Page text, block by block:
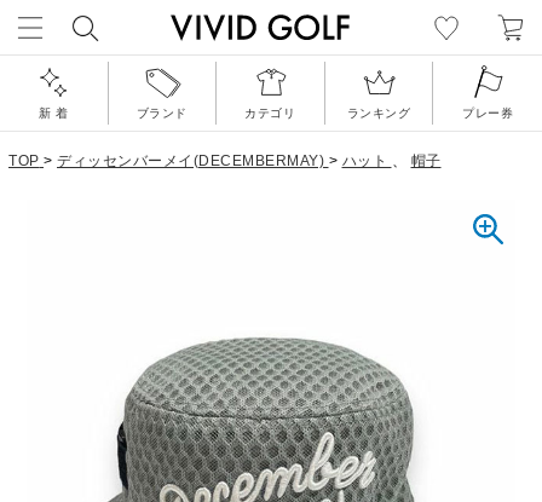
新 着 ブランド カテゴリ ランキング プレー券
TOP > ディッセンバーメイ(DECEMBERMAY) > ハット 、 帽子